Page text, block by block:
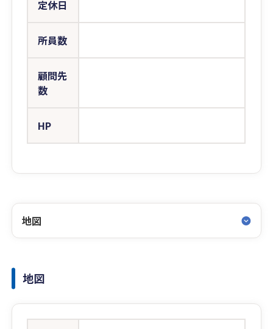
定休日
所員数
顧問先
数
HP
地図
地図